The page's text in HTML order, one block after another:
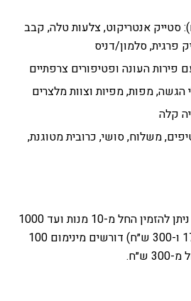
(4 סוגים): סטייק אנטריקוט, צלעות טלה, קבב
פרגית, סלמון/דניס
פירות העונה ופטיפורים צרפתיים
הגשה, מפות, מפיות וצוות מלצרים
קלה
משלוח, סושי, כרובית מטוגנת,
להזמין החל מ-10 מנות ועד 1000
מנות. תפריטי הפרימיום (170 ו-300 ש״ח) דורשים מינימום 100
ש״ח.